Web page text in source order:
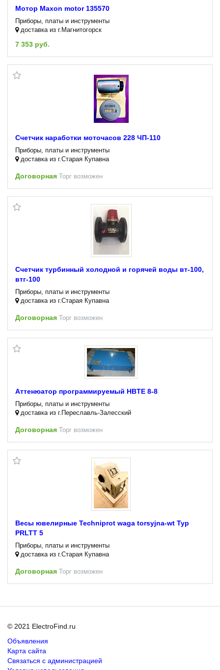
Мотор Maxon motor 135570
Приборы, платы и инструменты
доставка из г.Магнитогорск
7 353 руб.
Счетчик наработки моточасов 228 ЧП-110
Приборы, платы и инструменты
доставка из г.Старая Купавна
Договорная Торг возможен
Счетчик турбинный холодной и горячей воды вт-100,
втг-100
Приборы, платы и инструменты
доставка из г.Старая Купавна
Договорная Торг возможен
Аттенюатор программируемый HBTE 8-8
Приборы, платы и инструменты
доставка из г.Переславль-Залесский
Договорная Торг возможен
Весы ювелирные Techniprot waga torsyjna-wt Typ
PRLTT 5
Приборы, платы и инструменты
доставка из г.Старая Купавна
Договорная Торг возможен
© 2021 ElectroFind.ru
Объявления
Карта сайта
Связаться с администрацией